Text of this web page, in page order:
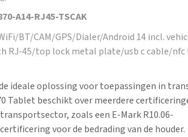
A14-RJ45-TSCAK
BT/CAM/GPS/Dialer/Android 14 incl.
RJ-45/top lock metal plate/usb c cable/
de ideale oplossing voor toepassingen in
Tablet beschikt over meerdere
zoals een E-Mark R10.06-
voor de bedrading van de houder.